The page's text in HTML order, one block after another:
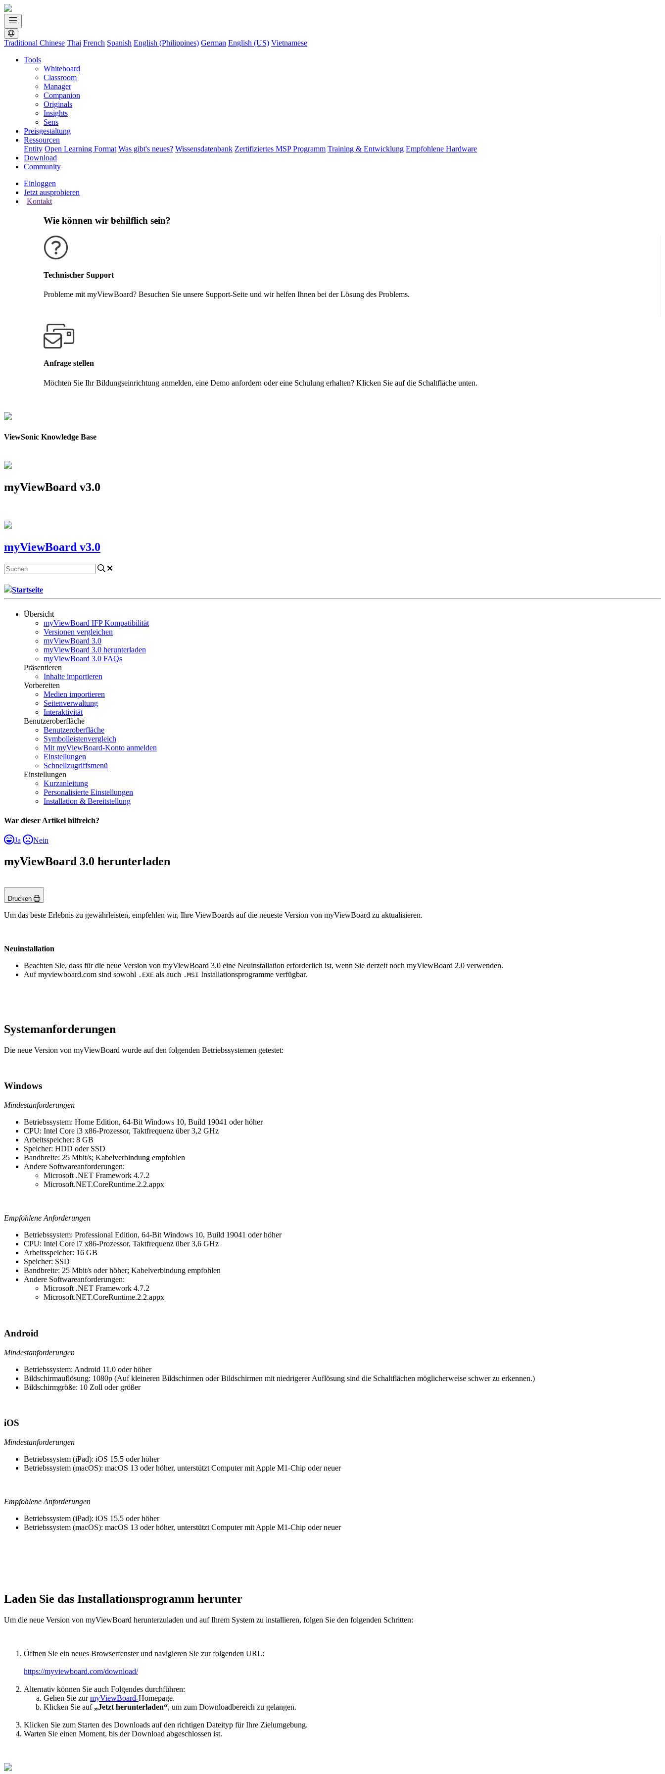
Traditional Chinese Thai French Spanish English (Philippines) German English (US) Vietnamese
Tools
Whiteboard
Classroom
Manager
Companion
Originals
Insights
Sens
Preisgestaltung
Ressourcen
Entity Open Learning Format Was gibt's neues? Wissensdatenbank Zertifiziertes MSP Programm Training & Entwicklung Empfohlene Hardware
Download
Community
Einloggen
Jetzt ausprobieren
Kontakt
Wie können wir behilflich sein?
Technischer Support
Probleme mit myViewBoard? Besuchen Sie unsere Support-Seite und wir helfen Ihnen bei der Lösung des Problems.
Anfrage stellen
Möchten Sie Ihr Bildungseinrichtung anmelden, eine Demo anfordern oder eine Schulung erhalten? Klicken Sie auf die Schaltfläche unten.
ViewSonic Knowledge Base
myViewBoard v3.0
myViewBoard v3.0
Startseite
Übersicht
myViewBoard IFP Kompatibilität
Versionen vergleichen
myViewBoard 3.0
myViewBoard 3.0 herunterladen
myViewBoard 3.0 FAQs
Präsentieren
Inhalte importieren
Vorbereiten
Medien importieren
Seitenverwaltung
Interaktivität
Benutzeroberfläche
Benutzeroberfläche
Symbolleistenvergleich
Mit myViewBoard-Konto anmelden
Einstellungen
Schnellzugriffsmenü
Einstellungen
Kurzanleitung
Personalisierte Einstellungen
Installation & Bereitstellung
War dieser Artikel hilfreich?
Ja Nein
myViewBoard 3.0 herunterladen
Drucken
Um das beste Erlebnis zu gewährleisten, empfehlen wir, Ihre ViewBoards auf die neueste Version von myViewBoard zu aktualisieren.
Neuinstallation
Beachten Sie, dass für die neue Version von myViewBoard 3.0 eine Neuinstallation erforderlich ist, wenn Sie derzeit noch myViewBoard 2.0 verwenden.
Auf myviewboard.com sind sowohl .EXE als auch .MSI Installationsprogramme verfügbar.
Systemanforderungen
Die neue Version von myViewBoard wurde auf den folgenden Betriebssystemen getestet:
Windows
Mindestanforderungen
Betriebssystem: Home Edition, 64-Bit Windows 10, Build 19041 oder höher
CPU: Intel Core i3 x86-Prozessor, Taktfrequenz über 3,2 GHz
Arbeitsspeicher: 8 GB
Speicher: HDD oder SSD
Bandbreite: 25 Mbit/s; Kabelverbindung empfohlen
Andere Softwareanforderungen:
Microsoft .NET Framework 4.7.2
Microsoft.NET.CoreRuntime.2.2.appx
Empfohlene Anforderungen
Betriebssystem: Professional Edition, 64-Bit Windows 10, Build 19041 oder höher
CPU: Intel Core i7 x86-Prozessor, Taktfrequenz über 3,6 GHz
Arbeitsspeicher: 16 GB
Speicher: SSD
Bandbreite: 25 Mbit/s oder höher; Kabelverbindung empfohlen
Andere Softwareanforderungen:
Microsoft .NET Framework 4.7.2
Microsoft.NET.CoreRuntime.2.2.appx
Android
Mindestanforderungen
Betriebssystem: Android 11.0 oder höher
Bildschirmauflösung: 1080p (Auf kleineren Bildschirmen oder Bildschirmen mit niedrigerer Auflösung sind die Schaltflächen möglicherweise schwer zu erkennen.)
Bildschirmgröße: 10 Zoll oder größer
iOS
Mindestanforderungen
Betriebssystem (iPad): iOS 15.5 oder höher
Betriebssystem (macOS): macOS 13 oder höher, unterstützt Computer mit Apple M1-Chip oder neuer
Empfohlene Anforderungen
Betriebssystem (iPad): iOS 15.5 oder höher
Betriebssystem (macOS): macOS 13 oder höher, unterstützt Computer mit Apple M1-Chip oder neuer
Laden Sie das Installationsprogramm herunter
Um die neue Version von myViewBoard herunterzuladen und auf Ihrem System zu installieren, folgen Sie den folgenden Schritten:
Öffnen Sie ein neues Browserfenster und navigieren Sie zur folgenden URL:
https://myviewboard.com/download/
Alternativ können Sie auch Folgendes durchführen:
Gehen Sie zurmyViewBoard-Homepage.
Klicken Sie auf „Jetzt herunterladen“, um zum Downloadbereich zu gelangen.
Klicken Sie zum Starten des Downloads auf den richtigen Dateityp für Ihre Zielumgebung.
Warten Sie einen Moment, bis der Download abgeschlossen ist.